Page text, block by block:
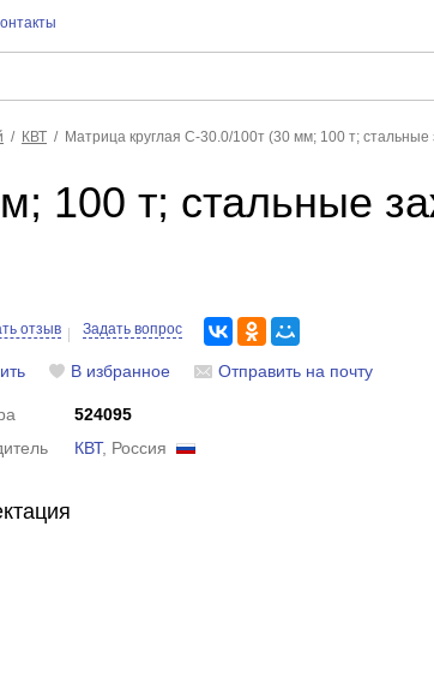
КВТ Матрица круглая С-30.0/100т (30 мм; 100 т;
100 т; стальные
отзыв Задать вопрос
В избранное Отправить на почту
524095
КВТ, Россия